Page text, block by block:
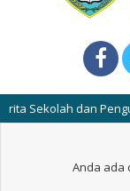
Sekolah dan
Anda ada